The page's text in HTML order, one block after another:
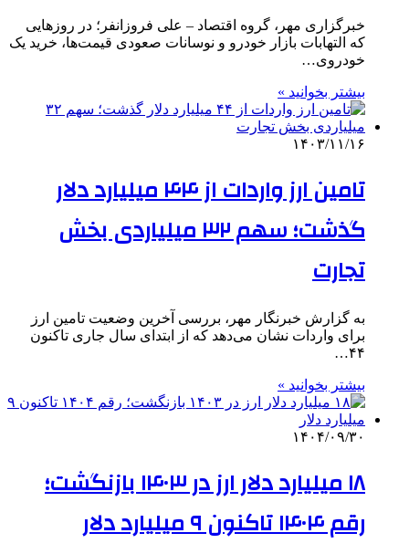
خبرگزاری مهر، گروه اقتصاد – علی فروزانفر؛ در روزهایی
که التهابات بازار خودرو و نوسانات صعودی قیمت‌ها، خرید یک
خودروی…
بیشتر بخوانید »
۱۴۰۳/۱۱/۱۶
تامین ارز واردات از ۴۴ میلیارد دلار
گذشت؛ سهم ۳۲ میلیاردی بخش
تجارت
به گزارش خبرنگار مهر، بررسی آخرین وضعیت تامین ارز
برای واردات نشان می‌دهد که از ابتدای سال جاری تاکنون
۴۴…
بیشتر بخوانید »
۱۴۰۴/۰۹/۳۰
۱۸ میلیارد دلار ارز در ۱۴۰۳ بازنگشت؛
رقم ۱۴۰۴ تاکنون ۹ میلیارد دلار